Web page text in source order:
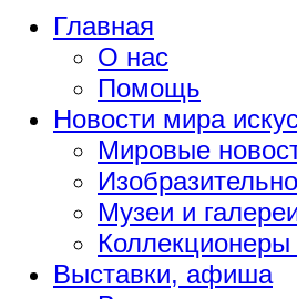
Главная
О нас
Помощь
Новости мира
Мировые
Музеи и
Коллекционеры
Выставки, афиша